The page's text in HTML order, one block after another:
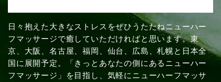
日々抱えた大きなストレスをぜひうたたねニューハー
フマッサージで癒していただければと思います。東
京、大阪、名古屋、福岡、仙台、広島、札幌と日本全
国に展開予定。「きっとあなたの側にあるニューハー
フマッサージ」を目指し、気軽にニューハーフマッサ